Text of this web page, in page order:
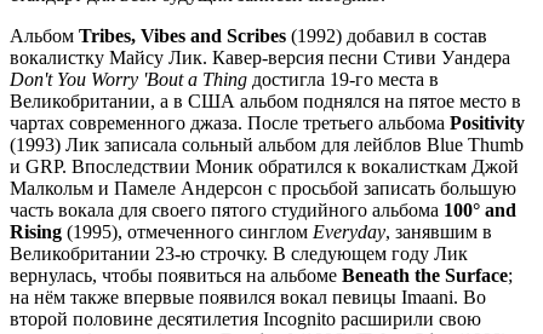
Альбом Tribes, Vibes and Scribes (1992) добавил в состав
вокалистку Майсу Лик. Кавер-версия песни Стиви Уандера
Don't You Worry 'Bout a Thing достигла 19-го места в
Великобритании, а в США альбом поднялся на пятое место в
чартах современного джаза. После третьего альбома Positivity
(1993) Лик записала сольный альбом для лейблов Blue Thumb
и GRP. Впоследствии Моник обратился к вокалисткам Джой
Малкольм и Памеле Андерсон с просьбой записать большую
часть вокала для своего пятого студийного альбома 100° and
Rising (1995), отмеченного синглом Everyday, занявшим в
Великобритании 23-ю строчку. В следующем году Лик
вернулась, чтобы появиться на альбоме Beneath the Surface;
на нём также впервые появился вокал певицы Imaani. Во
второй половине десятилетия Incognito расширили свою